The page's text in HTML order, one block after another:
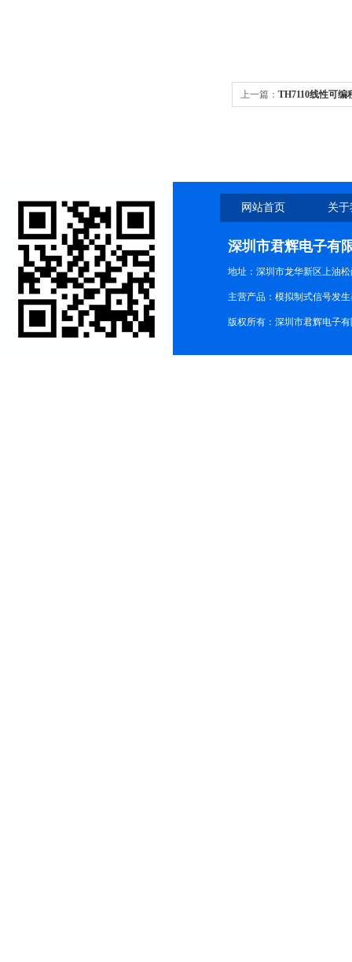
上一篇： TH7110线性可编
网站首页 关
深圳市君辉电子有
地址：深圳市龙华新区上油松
主营产品：模拟制式信号发
版权所有：深圳市君辉电子